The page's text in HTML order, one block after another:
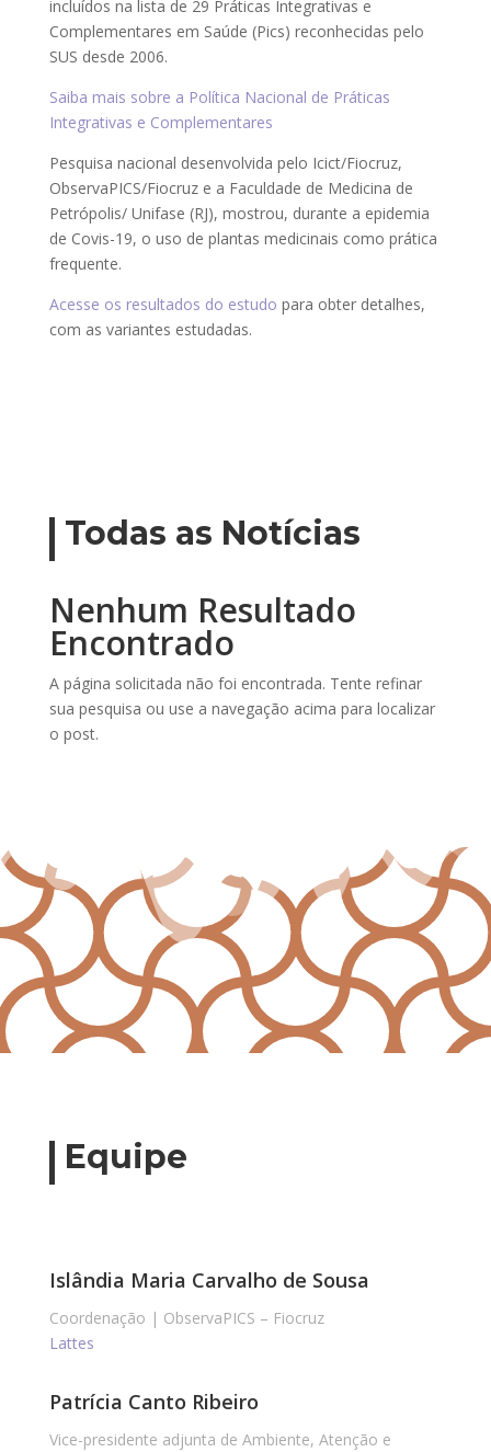
incluídos na lista de 29 Práticas Integrativas e
Complementares em Saúde (Pics) reconhecidas pelo
SUS desde 2006.
Saiba mais sobre a Política Nacional de Práticas
Integrativas e Complementares
Pesquisa nacional desenvolvida pelo Icict/Fiocruz,
ObservaPICS/Fiocruz e a Faculdade de Medicina de
Petrópolis/ Unifase (RJ), mostrou, durante a epidemia
de Covis-19, o uso de plantas medicinais como prática
frequente.
Acesse os resultados do estudo para obter detalhes,
com as variantes estudadas.
Todas as Notícias
Nenhum Resultado
Encontrado
A página solicitada não foi encontrada. Tente refinar
sua pesquisa ou use a navegação acima para localizar
o post.
Equipe
Islândia Maria Carvalho de Sousa
Coordenação | ObservaPICS – Fiocruz
Lattes
Patrícia Canto Ribeiro
Vice-presidente adjunta de Ambiente, Atenção e